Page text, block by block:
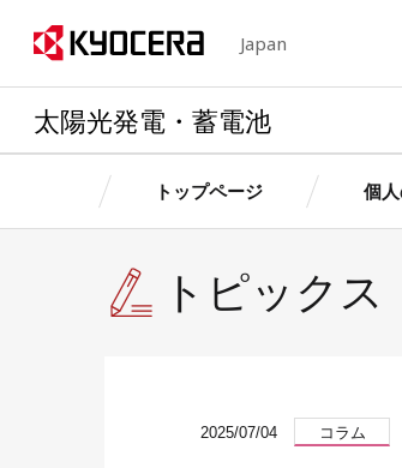
Japan
太陽光発電・蓄電池
トップページ 個
個人のお客さま
個人のお客さまトップへ
法人のお客さま
法人のお客さまトップへ
京セラの想い・特長
京セラの想い・特長トップへ
個人のお客さま
簡単シミュレーション
トピックス
2025/07/04 コラム